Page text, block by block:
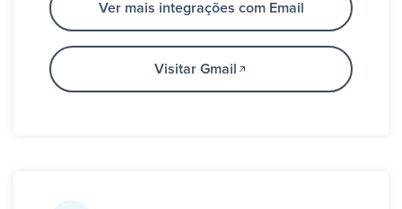
Ver mais integrações com Email
Visitar Gmail